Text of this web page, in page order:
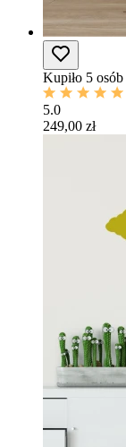
Kupiło 5 osób
5.0
249,00 zł